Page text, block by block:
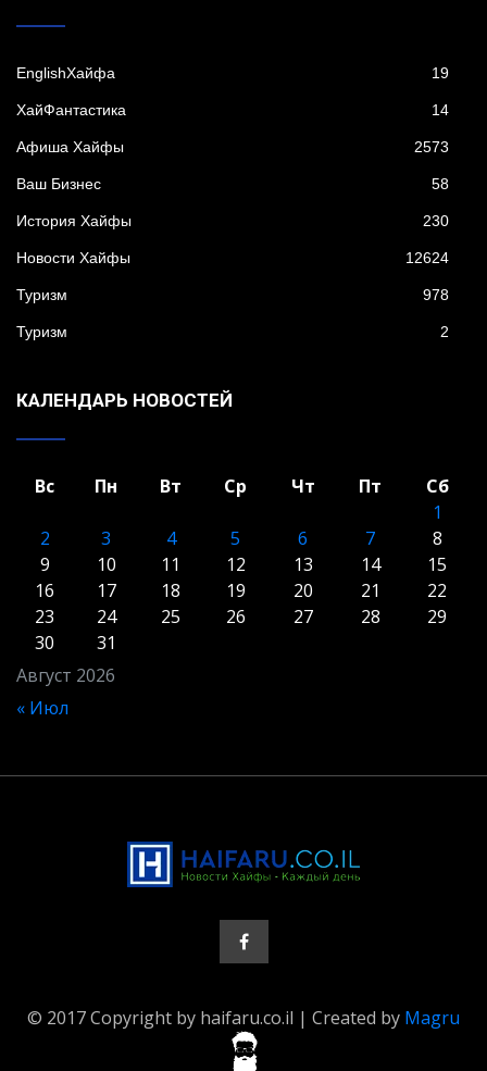
EnglishХайфа 19
XайФантастика 14
Афиша Хайфы 2573
Ваш Бизнес 58
История Хайфы 230
Новости Хайфы 12624
Туризм 978
Туризм 2
КАЛЕНДАРЬ НОВОСТЕЙ
Август 2026
Вс Пн Вт Ср Чт Пт
Сб
1
2
3 4 5 6 7
8
9
10 11 12 13 14
15
16
17 18 19 20 21
22
23
24 25 26 27 28
29
30
31
« Июл
© 2017 Copyright by haifaru.co.il | Created by Magru